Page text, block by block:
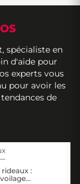
spécialiste en
d'aide pour
experts vous
pour avoir les
de
: